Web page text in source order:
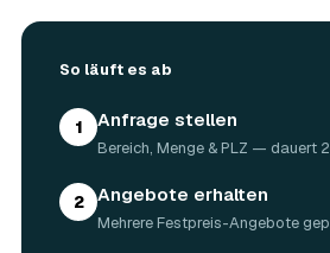
eine komplette Wohnung oder ein
schon innerhalb weniger Tage, bei
Messie-Wohnung auch kurzfristig.
Welche Gegenstände
Entrümpelung entsorgt?
Mitgenommen wird praktisch der
So läuft es ab
1 Anfrage stellen
Bereich, Menge & PLZ — dauert
2 Angebote erhalten
Mehrere Festpreis-Angebote